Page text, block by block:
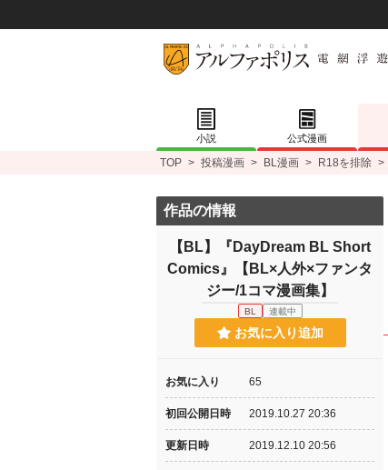
小説 公式漫画
TOP > 投稿漫画 > BL漫画 > R18を排除 >
作品の情報
【BL】『DayDream BL Short
Comics』【BL×人外×ファンタ
ジー/1コマ漫画集】
BL 連載中
お気に入り追加
お気に入り 65
初回公開日時 2019.10.27 20:36
更新日時 2019.12.10 20:56